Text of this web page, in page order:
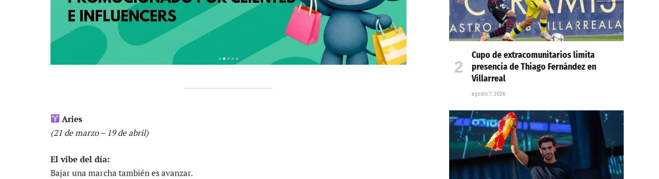
Aries
(21 de marzo – 19 de abril)
El vibe del día:
Bajar una marcha también es avanzar.
Cupo de extracomunitarios limita
presencia de Thiago Fernández en
Villarreal
agosto 7, 2026